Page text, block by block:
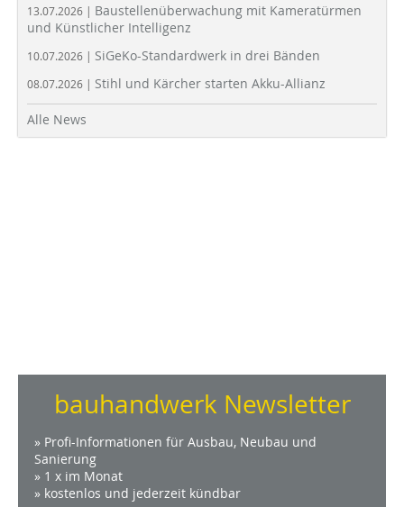
13.07.2026 | Baustellenüberwachung mit Kameratürmen
und Künstlicher Intelligenz
10.07.2026 | SiGeKo-Standardwerk in drei Bänden
08.07.2026 | Stihl und Kärcher starten Akku-Allianz
Alle News
bauhandwerk Newsletter
» Profi-Informationen für Ausbau, Neubau und
Sanierung
» 1 x im Monat
» kostenlos und jederzeit kündbar